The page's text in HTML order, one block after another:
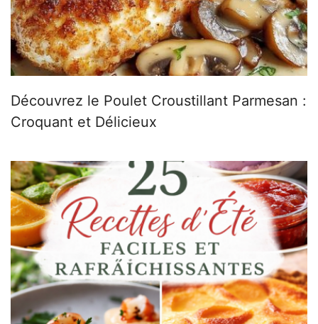
Découvrez le Poulet Croustillant Parmesan :
Croquant et Délicieux